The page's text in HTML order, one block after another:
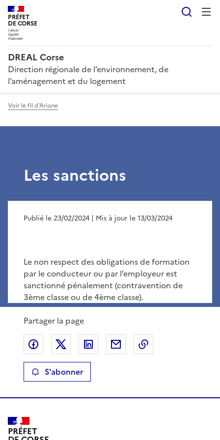
PRÉFET
DE CORSE
DREAL Corse
Direction régionale de l’environnement, de
l’aménagement et du logement
Voir le fil d'Ariane
Les sanctions
Publié le 23/02/2024 | Mis à jour le 13/03/2024
Le non respect des obligations de formation
par le conducteur ou par l’employeur est
sanctionné pénalement (contravention de
3ème classe ou de 4ème classe).
Partager la page
Partager sur Facebook
Partager sur XPartager sur LinkedIn
Partager par email
S'abonner
PRÉFET